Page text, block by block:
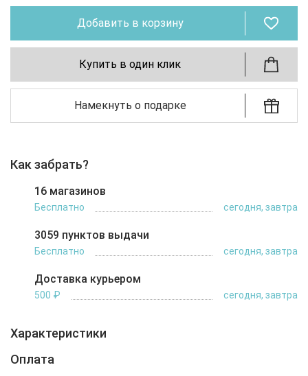
Добавить в корзину
Купить в один клик
Намекнуть о подарке
Как забрать?
16 магазинов
Бесплатно сегодня, завтра
3059 пунктов выдачи
Бесплатно сегодня, завтра
Доставка курьером
500 ₽ сегодня, завтра
Характеристики
Оплата